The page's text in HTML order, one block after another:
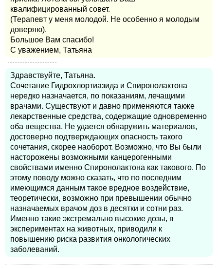
квалифицированный совет.
(Терапевт у меня молодой. Не особенно я молодым
доверяю).
Большое Вам спасибо!
С уважением, Татьяна
Здравствуйте, Татьяна.
Сочетание Гидрохлортиазида и Спиронолактона
нередко назначается, по показаниям, лечащими
врачами. Существуют и давно применяются также
лекарственные средства, содержащие одновременно
оба вещества. Не удается обнаружить материалов,
достоверно подтверждающих опасность такого
сочетания, скорее наоборот. Возможно, что Вы были
насторожены возможными канцерогенными
свойствами именно Спиронолактона как такового. По
этому поводу можно сказать, что по последним
имеющимся данным такое вредное воздействие,
теоретически, возможно при превышении обычно
назначаемых врачом доз в десятки и сотни раз.
Именно такие экстремально высокие дозы, в
экспериментах на животных, приводили к
повышению риска развития онкологических
заболеваний.